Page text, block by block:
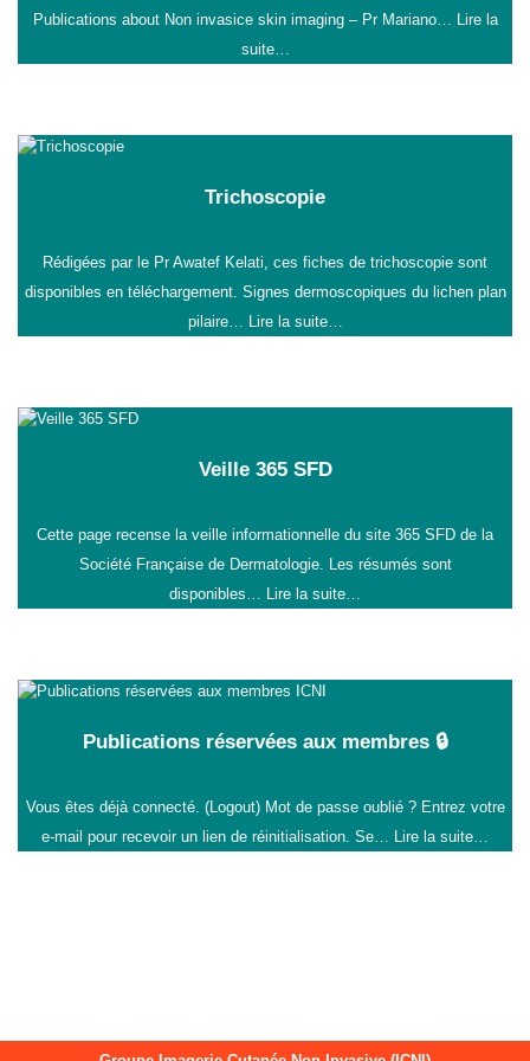
Publications about Non invasice skin imaging – Pr Mariano… Lire la
suite…
Trichoscopie
Rédigées par le Pr Awatef Kelati, ces fiches de trichoscopie sont
disponibles en téléchargement. Signes dermoscopiques du lichen plan
pilaire… Lire la suite…
Veille 365 SFD
Cette page recense la veille informationnelle du site 365 SFD de la
Société Française de Dermatologie. Les résumés sont
disponibles… Lire la suite…
Publications réservées aux membres 🔒
Vous êtes déjà connecté. (Logout) Mot de passe oublié ? Entrez votre
e-mail pour recevoir un lien de réinitialisation. Se… Lire la suite…